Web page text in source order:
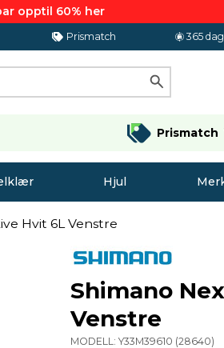
opptil 60% her
Prismatch 365
Prismatch
Hjul
Hvit 6L Venstre
Shimano
Venstre
MODELL:Y33M39610 (28640)